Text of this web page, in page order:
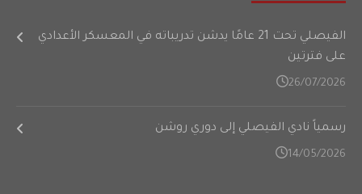
الفيصلي تحت 21 عامًا يدشن تدريباته في المعسكر الأعدادي
على فترتين
26/07/2026
رسمياً نادي الفيصلي إلى دوري روشن
14/05/2026